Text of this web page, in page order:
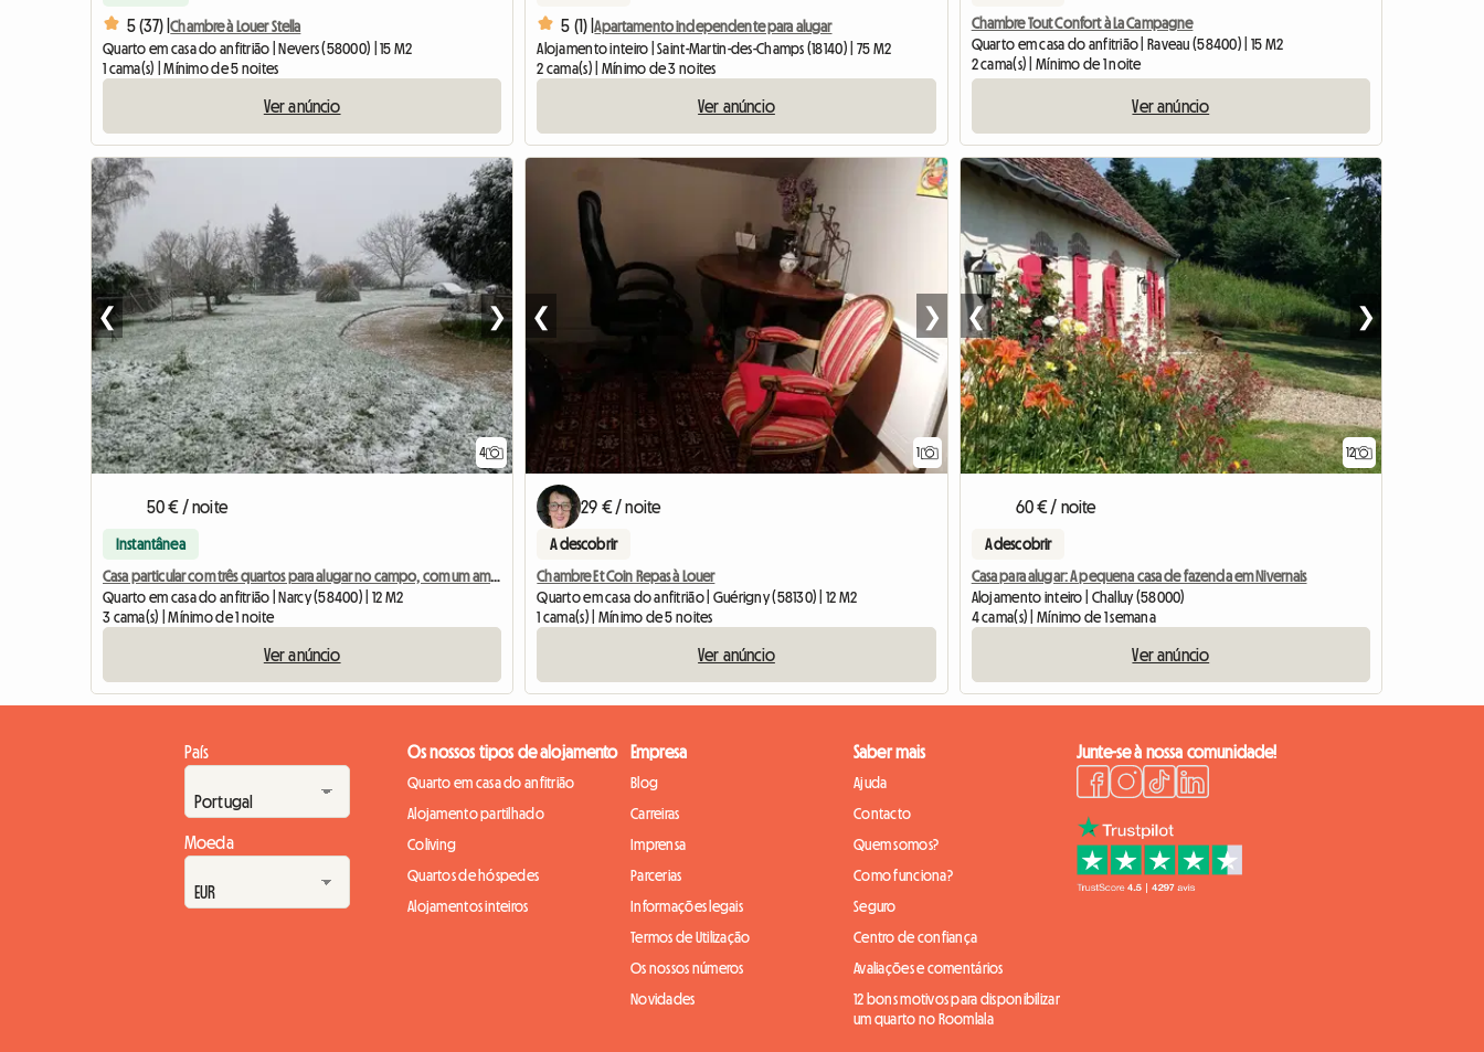
5 (37) |Chambre à Louer Stella
Quarto em casa do anfitrião | Nevers (58000) | 15 M2
1 cama(s) | Mínimo de 5 noites
Ver anúncio
5 (1) |Apartamento independente para alugar
Alojamento inteiro | Saint-Martin-des-Champs (18140) | 75 M2
2 cama(s) | Mínimo de 3 noites
Ver anúncio
Chambre Tout Confort à La Campagne
Quarto em casa do anfitrião | Raveau (58400) | 15 M2
2 cama(s) | Mínimo de 1 noite
Ver anúncio
4
❮ ❯
50 € / noite
Instantânea
Casa particular com três quartos para alugar no campo, com um amplo jardim.
Quarto em casa do anfitrião | Narcy (58400) | 12 M2
3 cama(s) | Mínimo de 1 noite
Ver anúncio
1
Ver o anúncio
❮ ❯
29 € / noite
A descobrir
Chambre Et Coin Repas à Louer
Quarto em casa do anfitrião | Guérigny (58130) | 12 M2
1 cama(s) | Mínimo de 5 noites
Ver anúncio
12
❮ ❯
60 € / noite
A descobrir
Casa para alugar: A pequena casa de fazenda em Nivernais
Alojamento inteiro | Challuy (58000)
4 cama(s) | Mínimo de 1 semana
Ver anúncio
País
Moeda
Os nossos tipos de alojamento
Quarto em casa do anfitrião
Alojamento partilhado
Coliving
Quartos de hóspedes
Alojamentos inteiros
Empresa
Blog
Carreiras
Imprensa
Parcerias
Informações legais
Termos de Utilização
Os nossos números
Novidades
Saber mais
Ajuda
Contacto
Quem somos?
Como funciona?
Seguro
Centro de confiança
Avaliações e comentários
12 bons motivos para disponibilizar
um quarto no Roomlala
Junte-se à nossa comunidade!